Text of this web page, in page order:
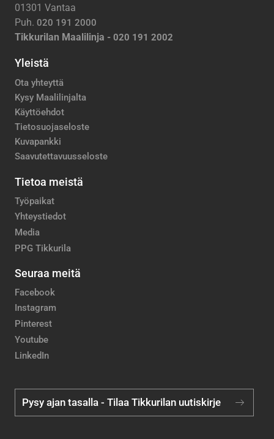
01301 Vantaa
Puh. 020 191 2000
Tikkurilan Maalilinja - 020 191 2002
Yleistä
Ota yhteyttä
Kysy Maalilinjalta
Käyttöehdot
Tietosuojaseloste
Kuvapankki
Saavutettavuusseloste
Tietoa meistä
Työpaikat
Yhteystiedot
Media
PPG Tikkurila
Seuraa meitä
Facebook
Instagram
Pinterest
Youtube
LinkedIn
Pysy ajan tasalla - Tilaa Tikkurilan uutiskirje